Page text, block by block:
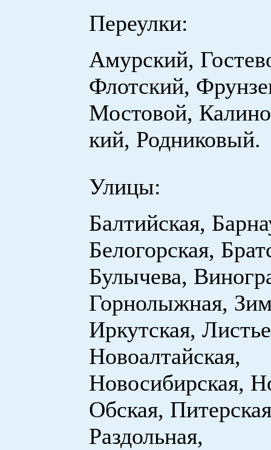
Переулки:
Амурский,
Флотский,
Мостовой,
кий, Родниковый.
Улицы:
Балтийская,
Белогорская,
Булычева,
Горнолыжная,
Иркутская,
Новоалтайская,
Новосибирская,
Обская,
Раздольная,